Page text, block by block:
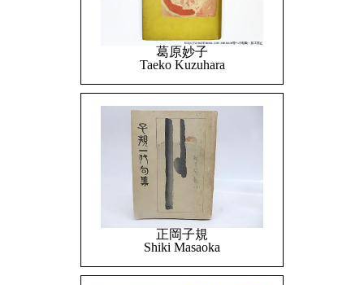
葛原妙子
Taeko Kuzuhara
正岡子規
Shiki Masaoka